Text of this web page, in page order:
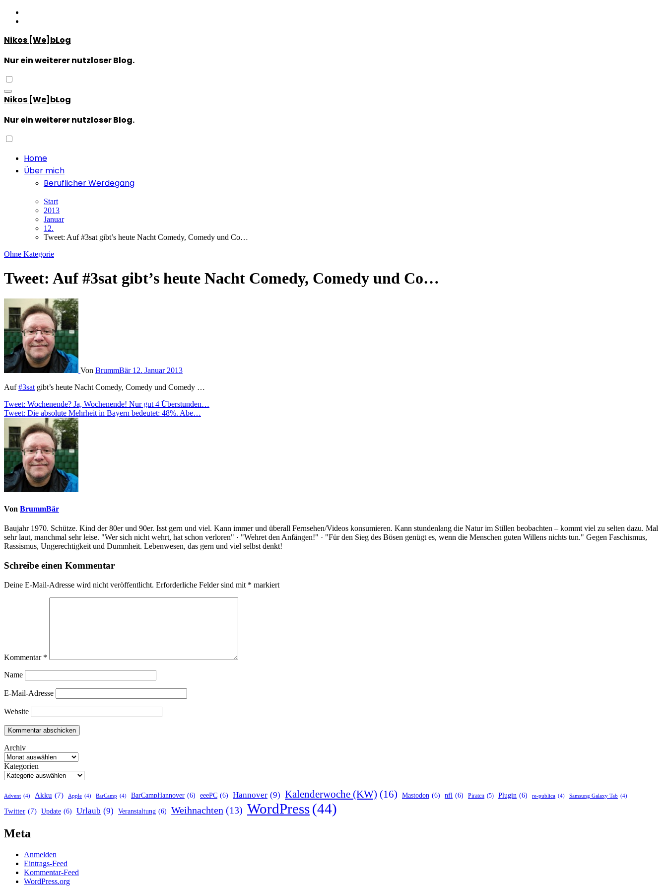
Zum
Inhalt
Nikos [We]bLog
Nur ein weiterer nutzloser Blog.
Nikos [We]bLog
Nur ein weiterer nutzloser Blog.
Home
Über mich
Beruflicher Werdegang
Start
2013
Januar
12.
Tweet: Auf #3sat gibt’s heute Nacht Comedy, Comedy und Co…
Ohne Kategorie
Tweet: Auf #3sat gibt’s heute Nacht Comedy, Comedy und Co…
Von BrummBär 12. Januar 2013
Auf#3sat gibt’s heute Nacht Comedy, Comedy und Comedy …
Beitragsnavigation
Tweet: Wochenende? Ja, Wochenende! Nur gut 4 Überstunden…
Tweet: Die absolute Mehrheit in Bayern bedeutet: 48%. Abe…
Von BrummBär
Baujahr 1970. Schütze. Kind der 80er und 90er. Isst gern und viel. Kann immer und überall Fernsehen/Videos konsumieren. Kann stundenlang die Natur im Stillen beobachten – kommt viel zu selten dazu. Mal
sehr laut, manchmal sehr leise. "Wer sich nicht wehrt, hat schon verloren" · "Wehret den Anfängen!" · "Für den Sieg des Bösen genügt es, wenn die Menschen guten Willens nichts tun." Gegen Faschismus,
Rassismus, Ungerechtigkeit und Dummheit. Lebenwesen, das gern und viel selbst denkt!
Schreibe einen Kommentar
Deine E-Mail-Adresse wird nicht veröffentlicht. Erforderliche Felder sind mit * markiert
Kommentar *
Name
E-Mail-Adresse
Website
Archiv
Kategorien
Advent (4) Akku (7) Apple (4) BarCamp (4) BarCampHannover (6) eeePC (6) Hannover (9) Kalenderwoche (KW) (16) Mastodon (6) nfl (6) Piraten (5) Plugin (6) re-publica (4) Samsung Galaxy Tab (4)
Twitter (7) Update (6) Urlaub (9) Veranstaltung (6) Weihnachten (13) WordPress(44)
Meta
Anmelden
Eintrags-Feed
Kommentar-Feed
WordPress.org